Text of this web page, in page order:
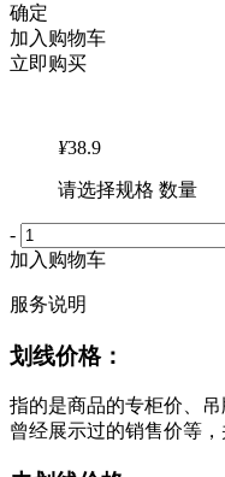
确定
加入购物车
立即购买
¥38.9
请选择规格 数量
-
加入购物车
服务说明
划线价格：
指的是商品的专柜价、
曾经展示过的销售价等